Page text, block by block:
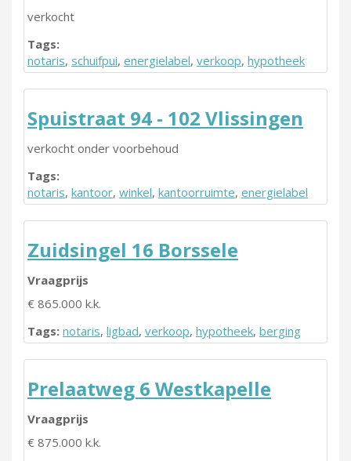
verkocht
Tags:
notaris, schuifpui, energielabel, verkoop, hypotheek
Spuistraat 94 - 102 Vlissingen
verkocht onder voorbehoud
Tags:
notaris, kantoor, winkel, kantoorruimte, energielabel
Zuidsingel 16 Borssele
Vraagprijs
€ 865.000 k.k.
Tags: notaris, ligbad, verkoop, hypotheek, berging
Prelaatweg 6 Westkapelle
Vraagprijs
€ 875.000 k.k.